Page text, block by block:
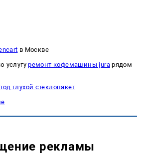
в Москве
услугуремонт кофемашины juraрядом
глухой стеклопакет
рекламы